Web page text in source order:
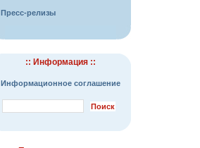
Пресс-релизы
:: Информация ::
Информационное соглашение